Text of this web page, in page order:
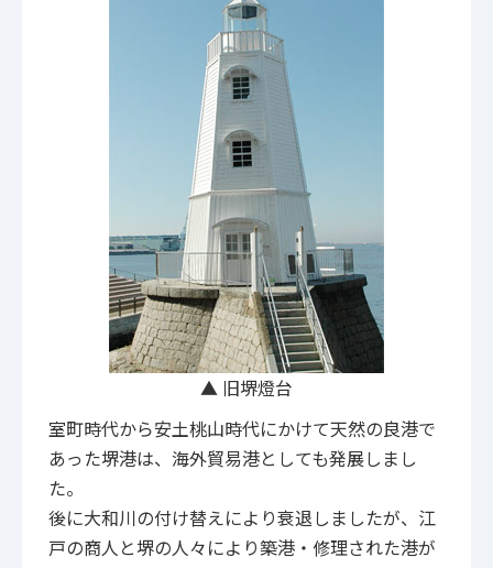
▲ 旧堺燈台
室町時代から安土桃山時代にかけて天然の良港で
あった堺港は、海外貿易港としても発展しまし
た。
後に大和川の付け替えにより衰退しましたが、江
戸の商人と堺の人々により築港・修理された港が